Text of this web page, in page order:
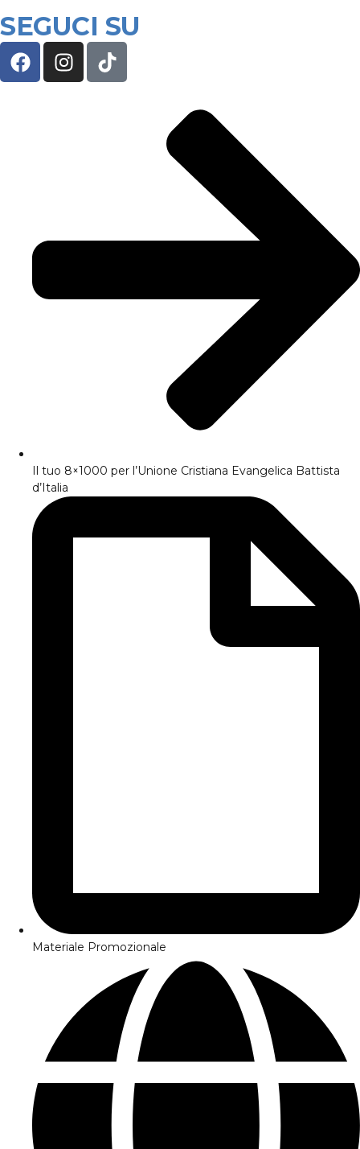
SEGUCI SU
Il tuo 8×1000 per l’Unione Cristiana Evangelica Battista
d’Italia
Materiale Promozionale